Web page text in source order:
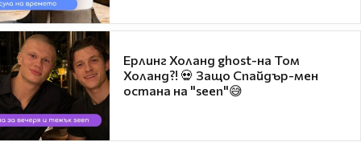
Ерлинг Холанд ghost-на Том
Холанд?! 💀 Защо Спайдър-мен
остана на "seen"😅